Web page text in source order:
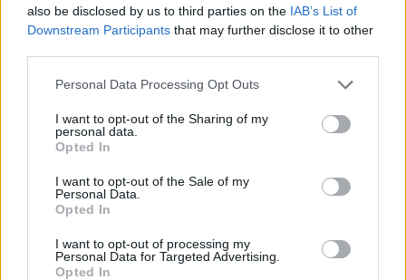
also be disclosed by us to third parties on the IAB’s List of
Downstream Participants that may further disclose it to other
Please note that this website/app uses one or more Google
not limited to your visit or usage behaviour. You may click to
grant or deny consent to Google and its third-party tags to
use your data for below specified purposes in below Google
consent section.
Personal Data Processing Opt Outs
I want to opt-out of the Sharing of my
personal data.
Opted In
I want to opt-out of the Sale of my
Personal Data.
Opted In
I want to opt-out of processing my
Personal Data for Targeted Advertising.
Opted In
Meccs Center